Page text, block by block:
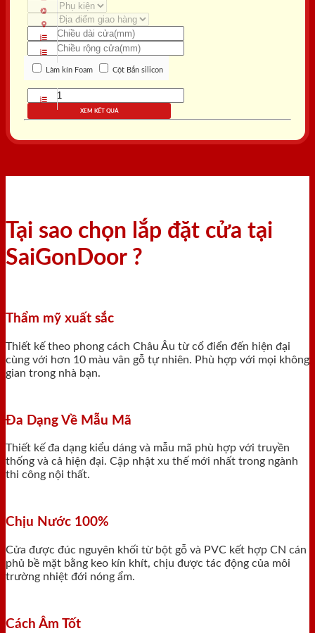
Làm kín Foam Cột Bắn silicon
XEM KẾT QUẢ
Tại sao chọn lắp đặt cửa tại
SaiGonDoor ?
Thẩm mỹ xuất sắc
Thiết kế theo phong cách Châu Âu từ cổ điển đến hiện đại
cùng với hơn 10 màu vân gỗ tự nhiên. Phù hợp với mọi không
gian trong nhà bạn.
Đa Dạng Về Mẫu Mã
Thiết kế đa dạng kiểu dáng và mẫu mã phù hợp với truyền
thống và cả hiện đại. Cập nhật xu thế mới nhất trong ngành
thi công nội thất.
Chịu Nước 100%
Cửa được đúc nguyên khối từ bột gỗ và PVC kết hợp CN cán
phủ bề mặt bằng keo kín khít, chịu được tác động của môi
trường nhiệt đới nóng ẩm.
Cách Âm Tốt